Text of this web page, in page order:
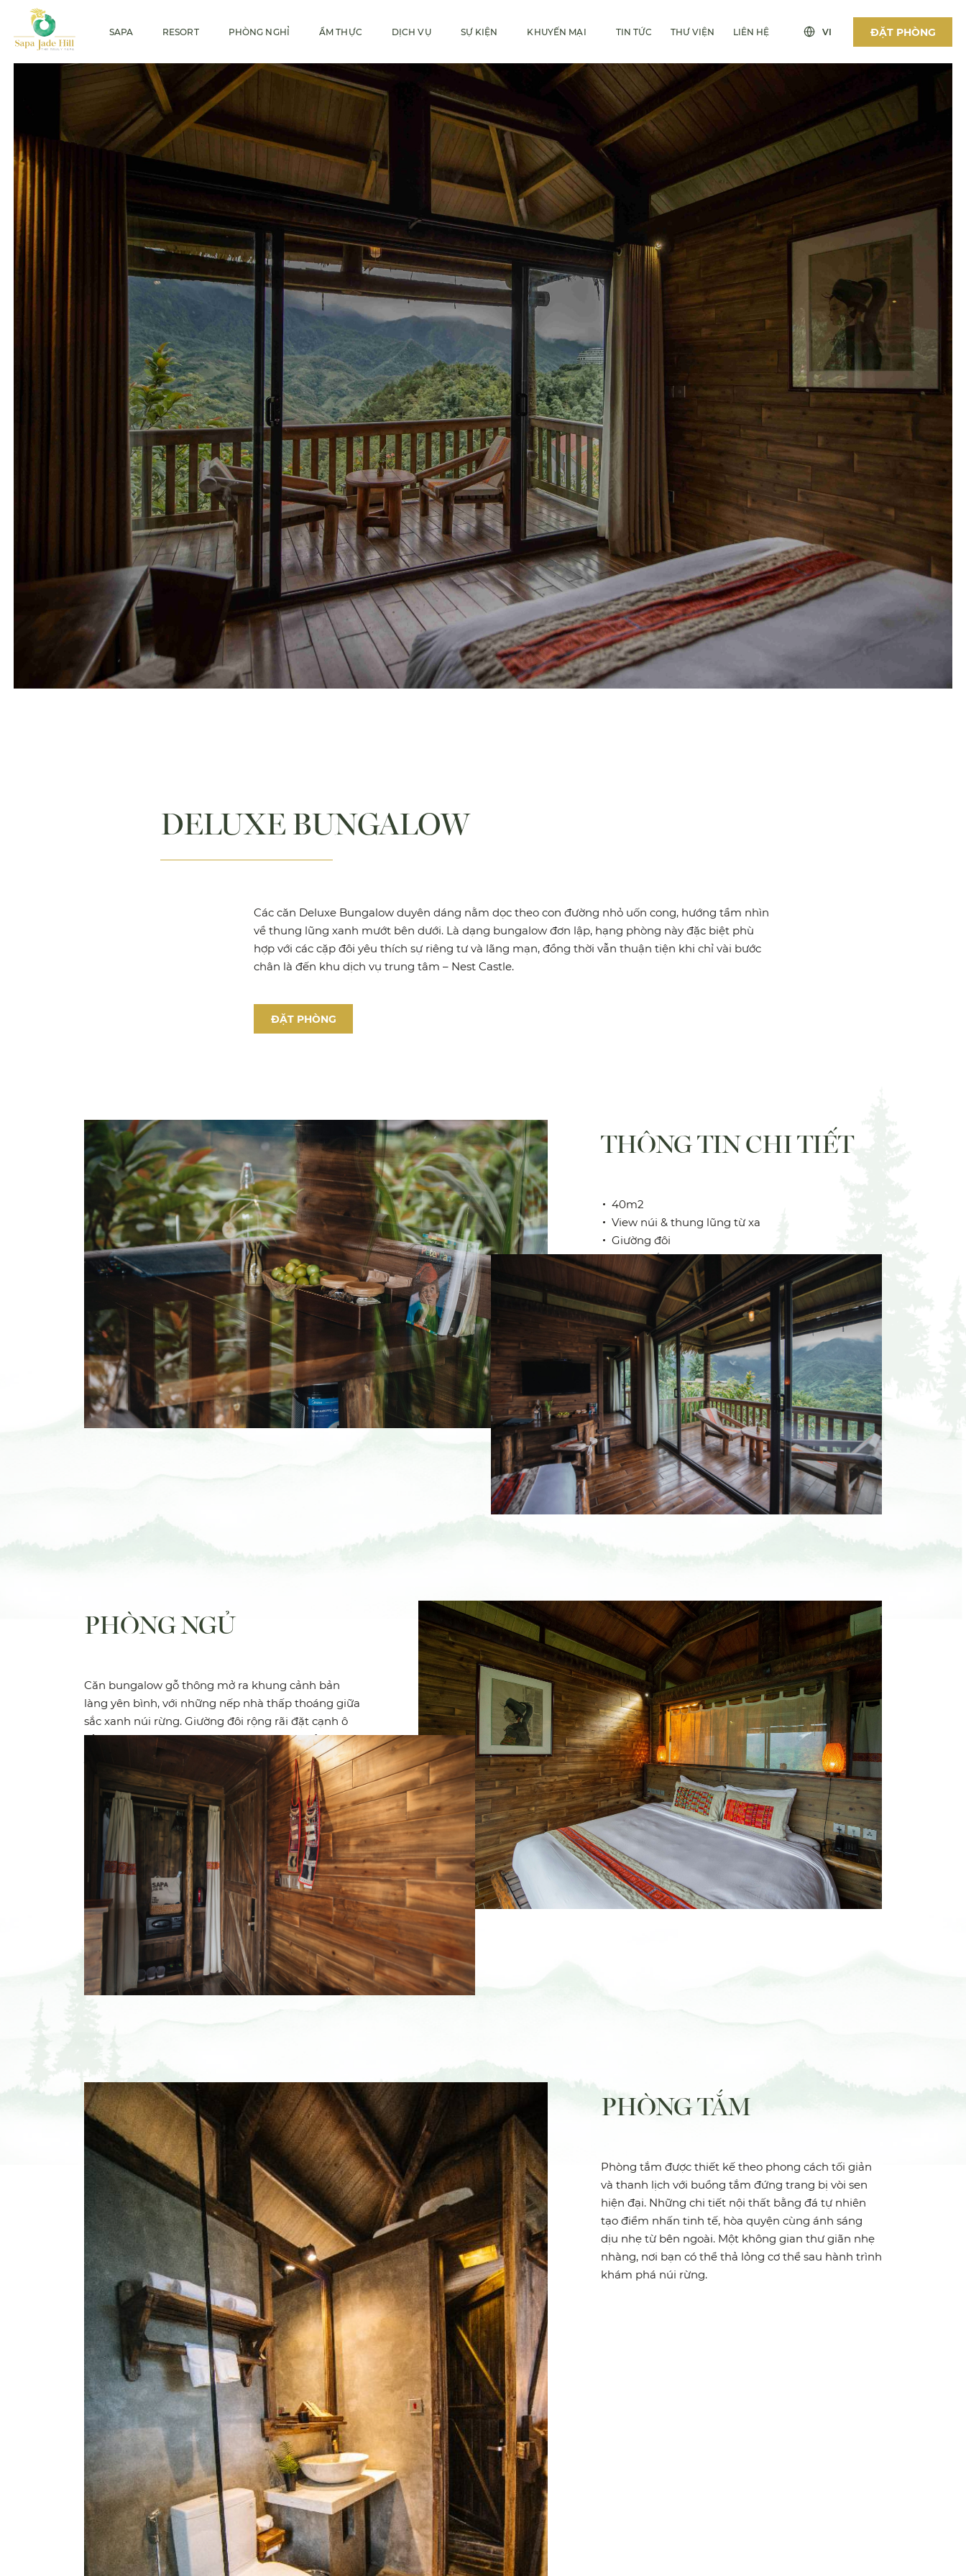
SAPA RESORT PHÒNG NGHỈ ẨM THỰC DỊCH VỤ SỰ KIỆN KHUYẾN MẠI TIN TỨC THƯ VIỆN LIÊN HỆ VI ĐẶT PHÒNG
DELUXE BUNGALOW
Các căn Deluxe Bungalow duyên dáng nằm dọc theo con đường nhỏ uốn cong, hướng tầm nhìn
về thung lũng xanh mướt bên dưới. Là dạng bungalow đơn lập, hạng phòng này đặc biệt phù
hợp với các cặp đôi yêu thích sự riêng tư và lãng mạn, đồng thời vẫn thuận tiện khi chỉ vài bước
chân là đến khu dịch vụ trung tâm – Nest Castle.
ĐẶT PHÒNG
THÔNG TIN CHI TIẾT
40m2
View núi & thung lũng từ xa
Giường đôi
Phòng tắm đứng
PHÒNG NGỦ
Căn bungalow gỗ thông mở ra khung cảnh bản
làng yên bình, với những nếp nhà thấp thoáng giữa
sắc xanh núi rừng. Giường đôi rộng rãi đặt cạnh ô
cửa lớn và ban công riêng là những góc nhỏ bình
yên để thả mình trong không khí dịu dàng mỗi buổi
PHÒNG TẮM
Phòng tắm được thiết kế theo phong cách tối giản
và thanh lịch với buồng tắm đứng trang bị vòi sen
hiện đại. Những chi tiết nội thất bằng đá tự nhiên
tạo điểm nhấn tinh tế, hòa quyện cùng ánh sáng
dịu nhẹ từ bên ngoài. Một không gian thư giãn nhẹ
nhàng, nơi bạn có thể thả lỏng cơ thể sau hành trình
khám phá núi rừng.